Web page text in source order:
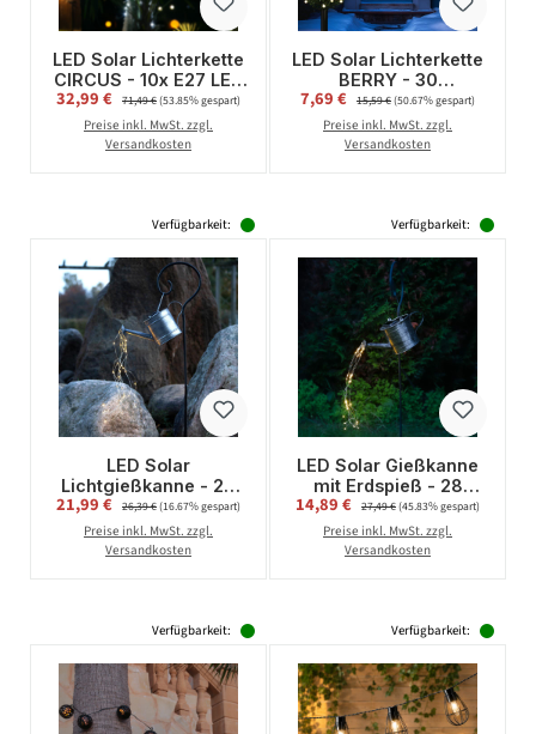
LED Solar Lichterkette
CIRCUS - 10x E27 LED
- 4 Leuchtfunktionen -
L: 4,5m - Lichtsensor -
für Außen
Verkaufspreis:
32,99 € Regulärer Preis:
71,49 €(53.85% gespart)
Preise inkl. MwSt. zzgl.
Versandkosten
LED Solar Lichterkette
BERRY - 30
warmweiße LED - L:
4,5m -
Dämmerungssensor -
Verkaufspreis:
7,69 € Regulärer Preis:
15,59 €(50.67% gespart)
Preise inkl. MwSt. zzgl.
Versandkosten
Verfügbarkeit:
LED Solar
Lichtgießkanne - 28
warmweiße LED - H:
80cm -
Dämmerungssensor -
Verkaufspreis:
21,99 € Regulärer Preis:
26,39 €(16.67% gespart)
Preise inkl. MwSt. zzgl.
Versandkosten
Verfügbarkeit:
LED Solar Gießkanne
mit Erdspieß - 28
warmweiße LED - mit
Wasserfalleffekt - H:
90cm - Lichtsensor
Verkaufspreis:
14,89 € Regulärer Preis:
27,49 €(45.83% gespart)
Preise inkl. MwSt. zzgl.
Versandkosten
Verfügbarkeit: Verfügbarkeit: